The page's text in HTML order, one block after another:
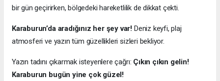
bir gün geçirirken, bölgedeki hareketlilik de dikkat çekti.
Karaburun’da aradığınız her şey var! Deniz keyfi, plaj
atmosferi ve yazın tüm güzellikleri sizleri bekliyor.
Yazın tadını çıkarmak isteyenlere çağrı: Çıkın çıkın gelin!
Karaburun bugün yine çok güzel!